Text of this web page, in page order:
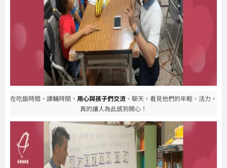
在吃飯時間、課輔時間， 用心與孩子們交流 、聊天，看見他們的年輕、活力，
真的讓人為此感到開心！